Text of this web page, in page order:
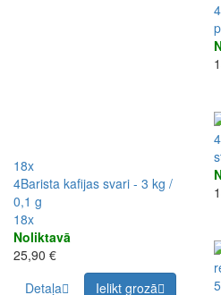
18x
4Barista kafijas svari - 3 kg /
0,1 g
18x
Noliktavā
25,90 €
Detaļa
Ielikt grozā